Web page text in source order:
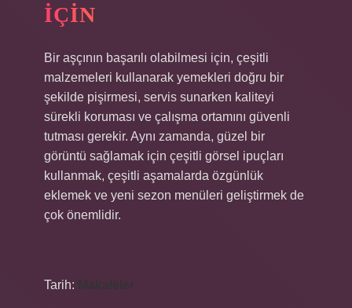
İÇIN
Bir aşçının başarılı olabilmesi için, çeşitli
malzemeleri kullanarak yemekleri doğru bir
şekilde pişirmesi, servis sunarken kaliteyi
sürekli koruması ve çalışma ortamını güvenli
tutması gerekir. Aynı zamanda, güzel bir
görüntü sağlamak için çeşitli görsel ipuçları
kullanmak, çeşitli aşamalarda özgünlük
eklemek ve yeni sezon menüleri geliştirmek de
çok önemlidir.
Tarih: Makaleler